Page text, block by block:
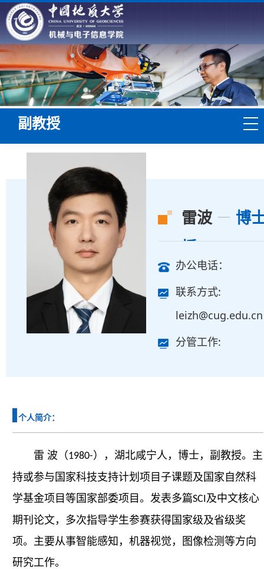
副教授
雷波
博
授
办公电话：
联系方式:
leizh@cug.edu.cn
分管工作:
个人简介：
雷 波（1980-），湖北咸宁人，博士，副教授。主
持或参与国家科技支持计划项目子课题及国家自然科
学基金项目等国家部委项目。发表多篇SCI 及中文核心
期刊论文，多次指导学生参赛获得国家级及省级奖
项。主要从事智能感知，机器视觉，图像检测等方向
研究工作。